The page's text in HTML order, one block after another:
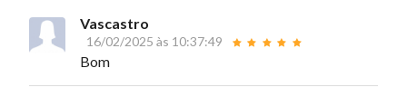
Vascastro
16/02/2025 às 10:37:49
Bom